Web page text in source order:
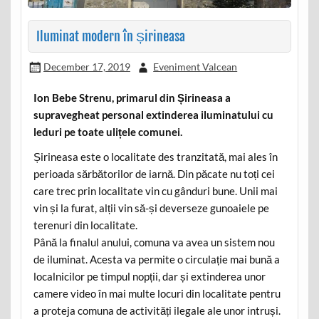
Iluminat modern în Șirineasa
December 17, 2019 Eveniment Valcean
Ion Bebe Strenu, primarul din Șirineasa a
supravegheat personal extinderea iluminatului cu
leduri pe toate ulițele comunei.
Șirineasa este o localitate des tranzitată, mai ales în
perioada sărbătorilor de iarnă. Din păcate nu toți cei
care trec prin localitate vin cu gânduri bune. Unii mai
vin și la furat, alții vin să-și deverseze gunoaiele pe
terenuri din localitate.
Până la finalul anului, comuna va avea un sistem nou
de iluminat. Acesta va permite o circulație mai bună a
localnicilor pe timpul nopții, dar și extinderea unor
camere video în mai multe locuri din localitate pentru
a proteja comuna de activități ilegale ale unor intruși.